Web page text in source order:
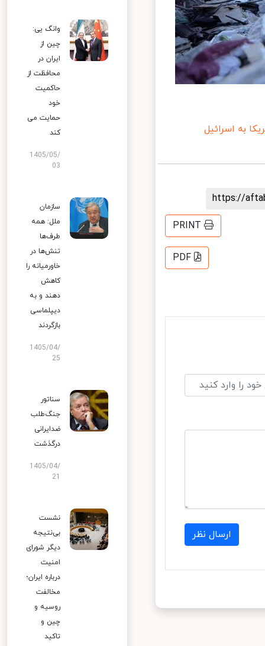
به اسرائیل
https://
PRINT
PDF
ارسال نظر
وانگ یی:
چین از
ایران در
محافظت از
حاکمیت
خود
حمایت می
کند
1405/05/
03
سازمان
ملل: همه
طرف‌ها
تنش‌ها در
خاورمیانه را
کاهش
دهند و به
دیپلماسی
بازگردند
1405/04/
25
سناتور
جنگ‌طلب
ضدایرانی
درگذشت
1405/04/
نشست
بی‌نتیجه
دیگر شورای
امنیت
درباره ایران؛
مخالفت
روسیه و
چین و
تاکید